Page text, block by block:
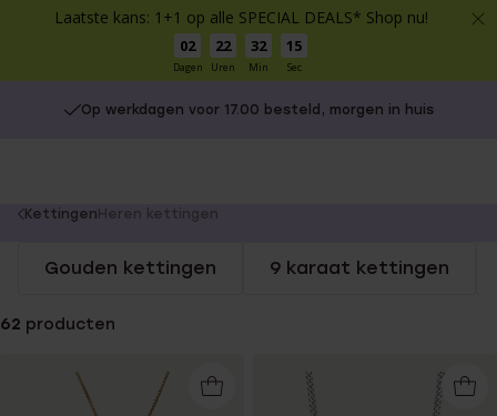
Laatste kans: 1+1 op alle SPECIAL DEALS* Shop nu!
02
Dagen
22
Uren
32
Min
15
Sec
Op werkdagen voor 17.00 besteld, morgen in huis
You
here:
Kettingen Heren kettingen
Gouden kettingen 9 karaat kettingen
62 producten